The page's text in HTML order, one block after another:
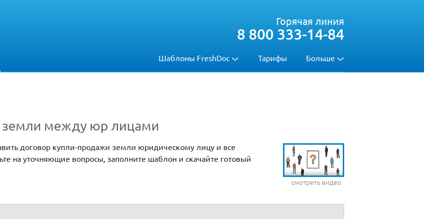
Шаблоны FreshDoc Тарифы Больше
Горячая линия
8 800 333-14-84
между юр лицами
смотреть видео
договор купли-продажи земли юридическому лицу и все
на уточняющие вопросы, заполните шаблон и скачайте готовый